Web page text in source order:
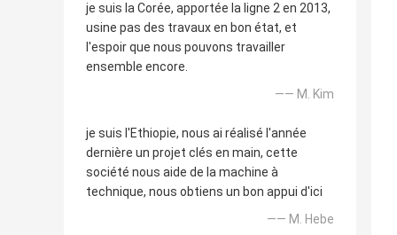
je suis la Corée, apportée la ligne 2 en 2013,
usine pas des travaux en bon état, et
l'espoir que nous pouvons travailler
ensemble encore.
—— M. Kim
je suis l'Ethiopie, nous ai réalisé l'année
dernière un projet clés en main, cette
société nous aide de la machine à
technique, nous obtiens un bon appui d'ici
—— M. Hebe